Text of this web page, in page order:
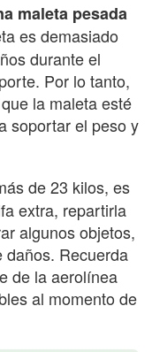
maleta pesada
es demasiado
durante el
Por lo tanto,
la maleta esté
soportar el peso y
de 23 kilos, es
extra, repartirla
algunos objetos,
daños. Recuerda
de la aerolínea
al momento de